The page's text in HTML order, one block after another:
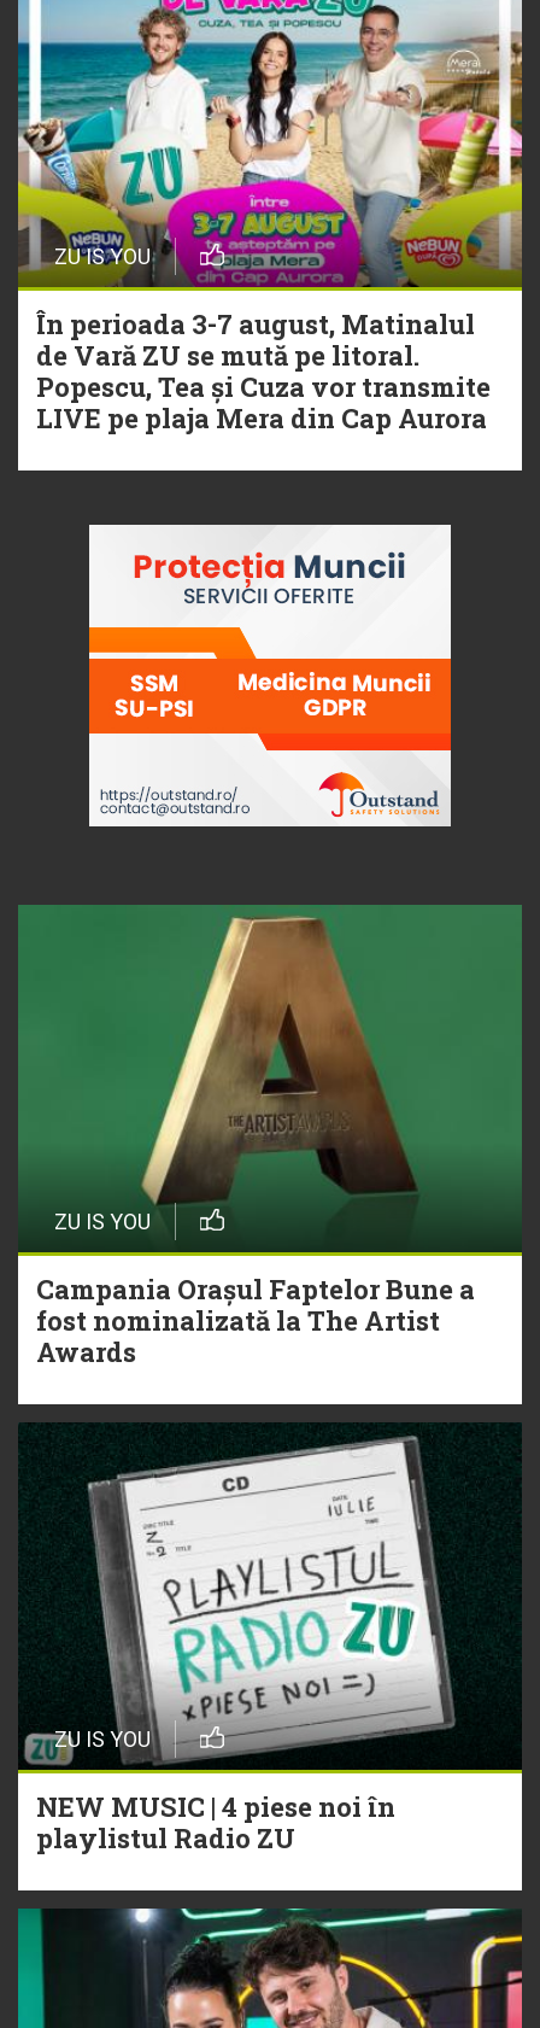
ZU IS YOU
În perioada 3-7 august, Matinalul
de Vară ZU se mută pe litoral.
Popescu, Tea și Cuza vor transmite
LIVE pe plaja Mera din Cap Aurora
ZU IS YOU
Campania Orașul Faptelor Bune a
fost nominalizată la The Artist
Awards
ZU IS YOU
NEW MUSIC | 4 piese noi în
playlistul Radio ZU